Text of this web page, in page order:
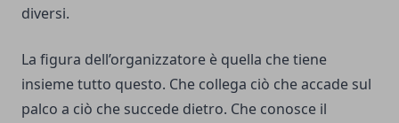
diversi.
La figura dell’organizzatore è quella che tiene
insieme tutto questo. Che collega ciò che accade sul
palco a ciò che succede dietro. Che conosce il